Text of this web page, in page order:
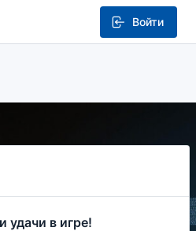
Войти
удачи в игре!